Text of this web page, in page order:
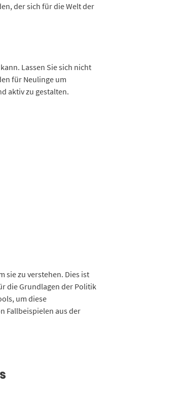
der sich für die Welt der
Lassen Sie sich nicht
für Neulinge um
aktiv zu gestalten.
sie zu verstehen. Dies ist
die Grundlagen der Politik
um diese
Fallbeispielen aus der